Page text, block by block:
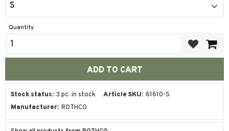
S
Quantity
Stock status 3 pc. in stock Article SKU 61610-S
Manufacturer ROTHCO